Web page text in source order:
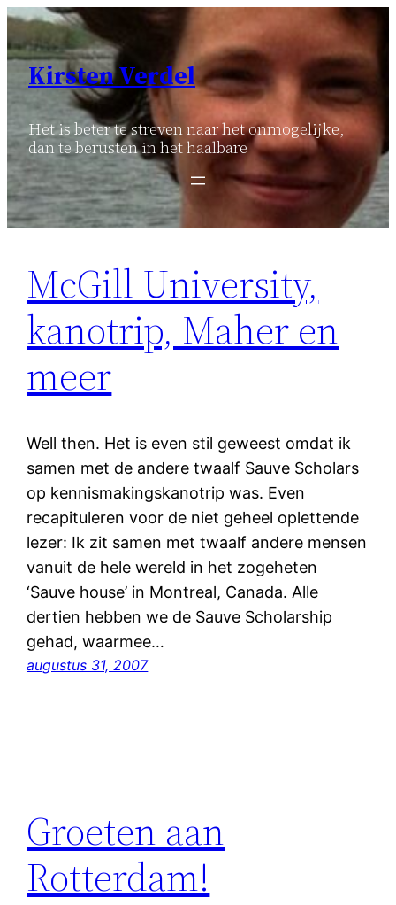
Ga
naar
inhoud
Kirsten Verdel
Het is beter te streven naar het onmogelijke,
dan te berusten in het haalbare
McGill University,
kanotrip, Maher en
meer
Well then. Het is even stil geweest omdat ik
samen met de andere twaalf Sauve Scholars
op kennismakingskanotrip was. Even
recapituleren voor de niet geheel oplettende
lezer: Ik zit samen met twaalf andere mensen
vanuit de hele wereld in het zogeheten
‘Sauve house’ in Montreal, Canada. Alle
dertien hebben we de Sauve Scholarship
gehad, waarmee…
augustus 31, 2007
Groeten aan
Rotterdam!